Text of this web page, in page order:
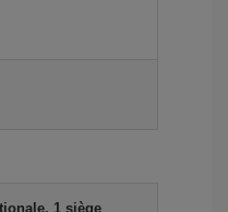
1 siège